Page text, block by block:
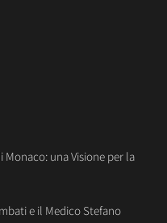
Monaco: una Visione per la
e il Medico Stefano